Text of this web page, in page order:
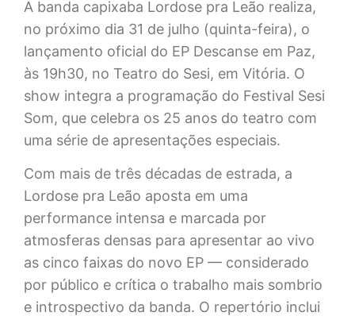
A banda capixaba Lordose pra Leão realiza,
no próximo dia 31 de julho (quinta-feira), o
lançamento oficial do EP Descanse em Paz,
às 19h30, no Teatro do Sesi, em Vitória. O
show integra a programação do Festival Sesi
Som, que celebra os 25 anos do teatro com
uma série de apresentações especiais.
Com mais de três décadas de estrada, a
Lordose pra Leão aposta em uma
performance intensa e marcada por
atmosferas densas para apresentar ao vivo
as cinco faixas do novo EP — considerado
por público e crítica o trabalho mais sombrio
e introspectivo da banda. O repertório inclui